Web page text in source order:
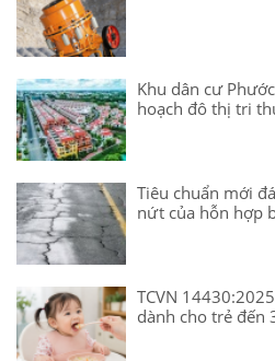
Khu dân cư
hoạch đô thị tri
Tiêu chuẩn mới
nứt của hỗn hợp
TCVN
dành cho trẻ đến